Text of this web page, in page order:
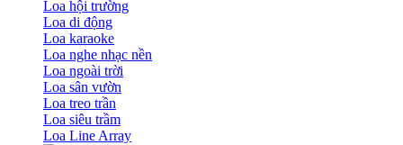
Loa hội trường
Loa di động
Loa karaoke
Loa nghe nhạc nền
Loa ngoài trời
Loa sân vườn
Loa treo trần
Loa siêu trầm
Loa Line Array